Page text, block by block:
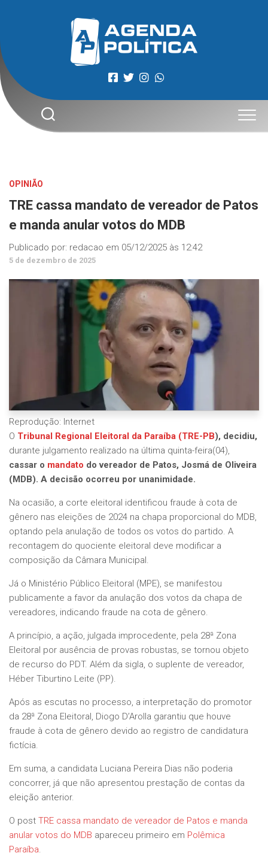
OPINIÃO
TRE cassa mandato de vereador de Patos
e manda anular votos do MDB
Publicado por: redacao em 05/12/2025 às 12:42
5 de dezembro de 2025
Reprodução: Internet
O Tribunal Regional Eleitoral da Paraíba (TRE-PB), decidiu,
durante julgamento realizado na última quinta-feira(04),
cassar o mandato do vereador de Patos, Josmá de Oliveira
(MDB). A decisão ocorreu por unanimidade.
Na ocasião, a corte eleitoral identificou fraude à cota de
gênero nas eleições de 2024 na chapa proporcional do MDB,
optando pela anulação de todos os votos do partido. A
recontagem do quociente eleitoral deve modificar a
composição da Câmara Municipal.
Já o Ministério Público Eleitoral (MPE), se manifestou
publicamente a favor da anulação dos votos da chapa de
vereadores, indicando fraude na cota de gênero.
A princípio, a ação, julgada improcedente, pela 28ª Zona
Eleitoral por ausência de provas robustas, se tornou objeto
de recurso do PDT. Além da sigla, o suplente de vereador,
Héber Tiburtino Leite (PP).
Após as escutas no processo, a interpretação do promotor
da 28ª Zona Eleitoral, Diogo D’Arolla garantiu que houve
fraude à cota de gênero devido ao registro de candidatura
fictícia.
Em suma, a candidata Luciana Pereira Dias não poderia
concorrer, já que não apresentou prestação de contas da
eleição anterior.
O post TRE cassa mandato de vereador de Patos e manda
anular votos do MDB apareceu primeiro em Polêmica
Paraíba.